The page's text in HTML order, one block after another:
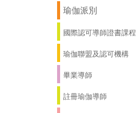
瑜伽派別
國際認可導師證書課程
瑜伽聯盟及認可機構
畢業導師
註冊瑜伽導師